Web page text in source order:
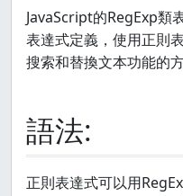
JavaScript的RegExp類
表達式定義，使用正則
搜索和替換文本功能的方
語法:
正則表達式可以用